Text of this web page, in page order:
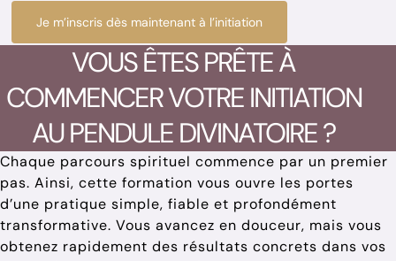
Je m’inscris dès maintenant à l’initiation
VOUS ÊTES PRÊTE À
COMMENCER VOTRE INITIATION
AU PENDULE DIVINATOIRE ?
Chaque parcours spirituel commence par un premier
pas. Ainsi, cette formation vous ouvre les portes
d’une pratique simple, fiable et profondément
transformative. Vous avancez en douceur, mais vous
obtenez rapidement des résultats concrets dans vos